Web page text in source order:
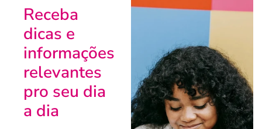
Receba
dicas e
informações
relevantes
pro seu dia
a dia